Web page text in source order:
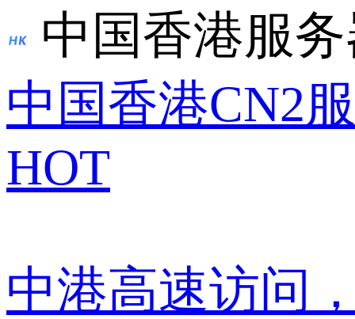
中国香港服
中国香港CN2
HOT
中港高速访问